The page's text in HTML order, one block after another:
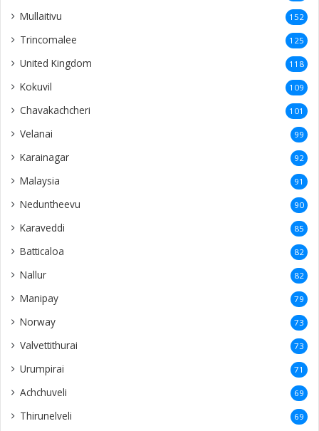
Mullaitivu 152
Trincomalee 125
United Kingdom 118
Kokuvil 109
Chavakachcheri 101
Velanai 99
Karainagar 92
Malaysia 91
Neduntheevu 90
Karaveddi 85
Batticaloa 82
Nallur 82
Manipay 79
Norway 73
Valvettithurai 73
Urumpirai 71
Achchuveli 69
Thirunelveli 69